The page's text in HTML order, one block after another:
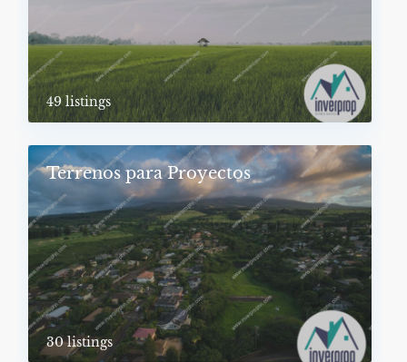
49 listings
Terrenos para Proyectos
30 listings